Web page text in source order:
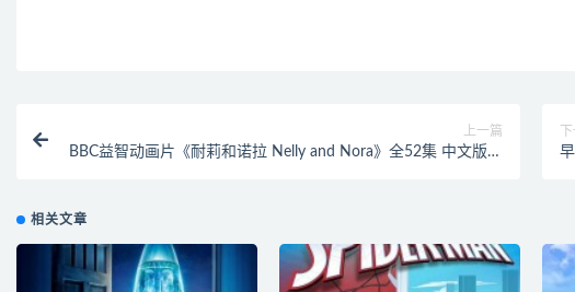
上一篇
BBC益智动画片《耐莉和诺拉 Nelly and Nora》全52集 中文版全
相关文章